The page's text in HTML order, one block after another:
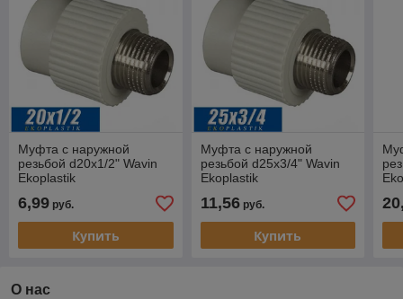
Муфта с наружной
резьбой d20x1/2" Wavin
Ekoplastik
6,99 руб.
Купить
Муфта с наружной
резьбой d25x3/4" Wavin
Ekoplastik
11,56руб.
Купить
О нас